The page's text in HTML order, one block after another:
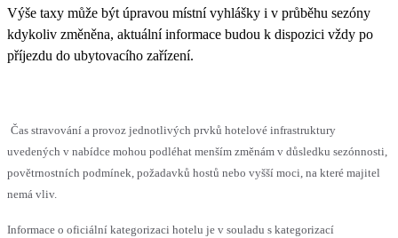
Výše taxy může být úpravou místní vyhlášky i v průběhu sezóny
kdykoliv změněna, aktuální informace budou k dispozici vždy po
příjezdu do ubytovacího zařízení.
Čas stravování a provoz jednotlivých prvků hotelové infrastruktury
uvedených v nabídce mohou podléhat menším změnám v důsledku sezónnosti,
povětrnostních podmínek, požadavků hostů nebo vyšší moci, na které majitel
nemá vliv.
Informace o oficiální kategorizaci hotelu je v souladu s kategorizací